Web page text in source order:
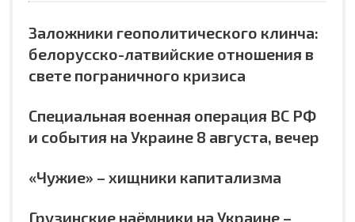
Заложники геополитического клинча:
белорусско-латвийские отношения в
свете пограничного кризиса
Специальная военная операция ВС РФ
и события на Украине 8 августа, вечер
«Чужие» – хищники капитализма
Грузинские наёмники на Украине –